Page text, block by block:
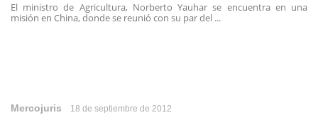
El ministro de Agricultura, Norberto Yauhar se encuentra en una
misión en China, donde se reunió con su par del ...
Mercojuris 18 de septiembre de 2012